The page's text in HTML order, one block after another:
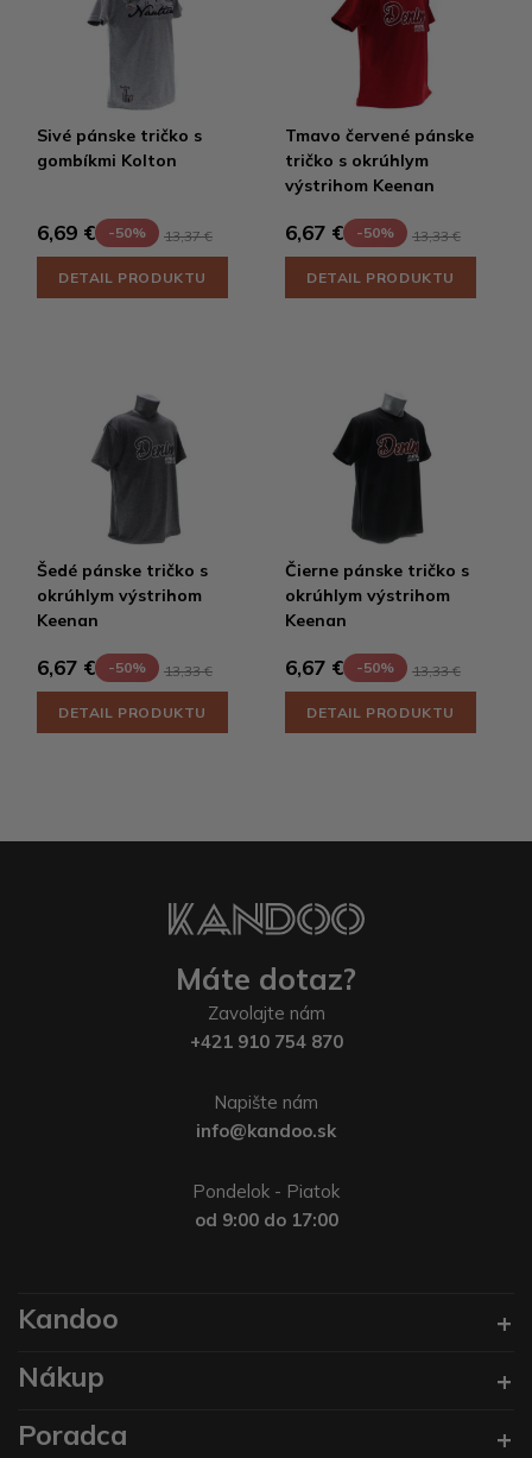
Sivé pánske tričko s
gombíkmi Kolton
6,69 € -50% 13,37 €
DETAIL PRODUKTU
Tmavo červené pánske
tričko s okrúhlym
výstrihom Keenan
6,67 € -50% 13,33 €
DETAIL PRODUKTU
Šedé pánske tričko s
okrúhlym výstrihom
Keenan
6,67 € -50% 13,33 €
DETAIL PRODUKTU
Čierne pánske tričko s
okrúhlym výstrihom
Keenan
6,67 € -50% 13,33 €
DETAIL PRODUKTU
Máte dotaz?
Zavolajte nám
+421 910 754 870
Napište nám
info@kandoo.sk
Pondelok - Piatok
od 9:00 do 17:00
Kandoo
Nákup
Poradca